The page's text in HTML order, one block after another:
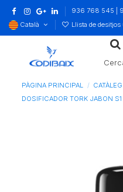
936 768 545 |
Català
Llista de desitjos
PÀGINA PRINCIPAL CATÀLEG
DOSIFICADOR TORK JABON